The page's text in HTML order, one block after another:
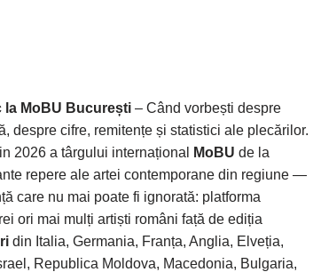
MoBU București – Când vorbești despre
despre cifre, remitențe și statistici ale plecărilor.
2026 a târgului internațional MoBU de la
repere ale artei contemporane din regiune —
care nu mai poate fi ignorată: platforma
ori mai mulți artiști români față de ediția
din Italia, Germania, Franța, Anglia, Elveția,
Republica Moldova, Macedonia, Bulgaria,